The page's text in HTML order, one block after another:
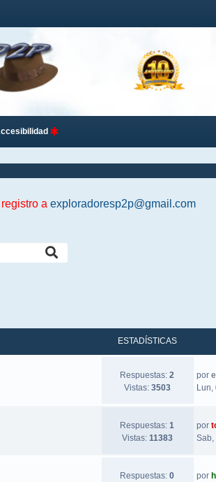
a exploradoresp2p@gmail.com
ESTADÍSTICAS
Respuestas:2
Vistas: 3503
por
Lun,
Respuestas:1
Vistas: 11383
por
Sab,
Respuestas:0
por